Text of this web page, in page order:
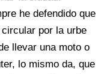
he defendido que
circular por la urbe
llevar una moto o
lo mismo da, que